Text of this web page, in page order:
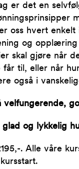
er det en
oss hvert
og
skal gjøre når
får til, eller når
også i
velfungerende,
og lykkelig
. Alle våre